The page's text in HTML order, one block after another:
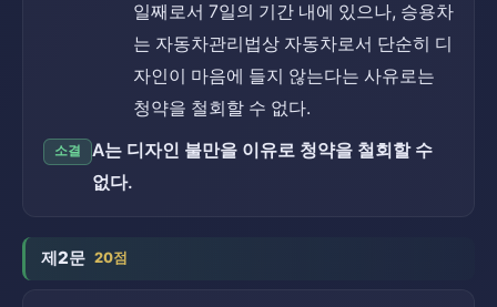
일째로서 7일의 기간 내에 있으나, 승용차
는 자동차관리법상 자동차로서 단순히 디
자인이 마음에 들지 않는다는 사유로는
청약을 철회할 수 없다.
소결
A는 디자인 불만을 이유로 청약을 철회할 수
없다.
제2문 20점